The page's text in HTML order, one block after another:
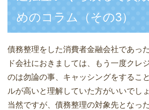
めのコラム（その3）
債務整理をした消費者金融会社であっ
ド会社におきましては、もう一度クレ
のは勿論の事、キャッシングをするこ
ルが高いと理解していた方がいいでしょ
当然ですが、債務整理の対象先となっ